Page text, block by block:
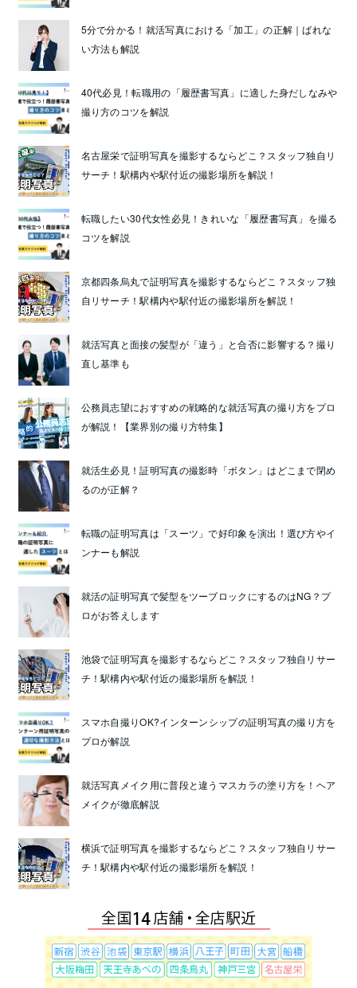
5分で分かる！就活写真における「加工」の正解｜ばれな
い方法も解説
40代必見！転職用の「履歴書写真」に適した身だしなみや
撮り方のコツを解説
名古屋栄で証明写真を撮影するならどこ？スタッフ独自リ
サーチ！駅構内や駅付近の撮影場所を解説！
転職したい30代女性必見！きれいな「履歴書写真」を撮る
コツを解説
京都四条烏丸で証明写真を撮影するならどこ？スタッフ独
自リサーチ！駅構内や駅付近の撮影場所を解説！
就活写真と面接の髪型が「違う」と合否に影響する？撮り
直し基準も
公務員志望におすすめの戦略的な就活写真の撮り方をプロ
が解説！【業界別の撮り方特集】
就活生必見！証明写真の撮影時「ボタン」はどこまで閉め
るのが正解？
転職の証明写真は「スーツ」で好印象を演出！選び方やイ
ンナーも解説
就活の証明写真で髪型をツーブロックにするのはNG？プ
ロがお答えします
池袋で証明写真を撮影するならどこ？スタッフ独自リサー
チ！駅構内や駅付近の撮影場所を解説！
スマホ自撮りOK?インターンシップの証明写真の撮り方を
プロが解説
就活写真メイク用に普段と違うマスカラの塗り方を！ヘア
メイクが徹底解説
横浜で証明写真を撮影するならどこ？スタッフ独自リサー
チ！駅構内や駅付近の撮影場所を解説！